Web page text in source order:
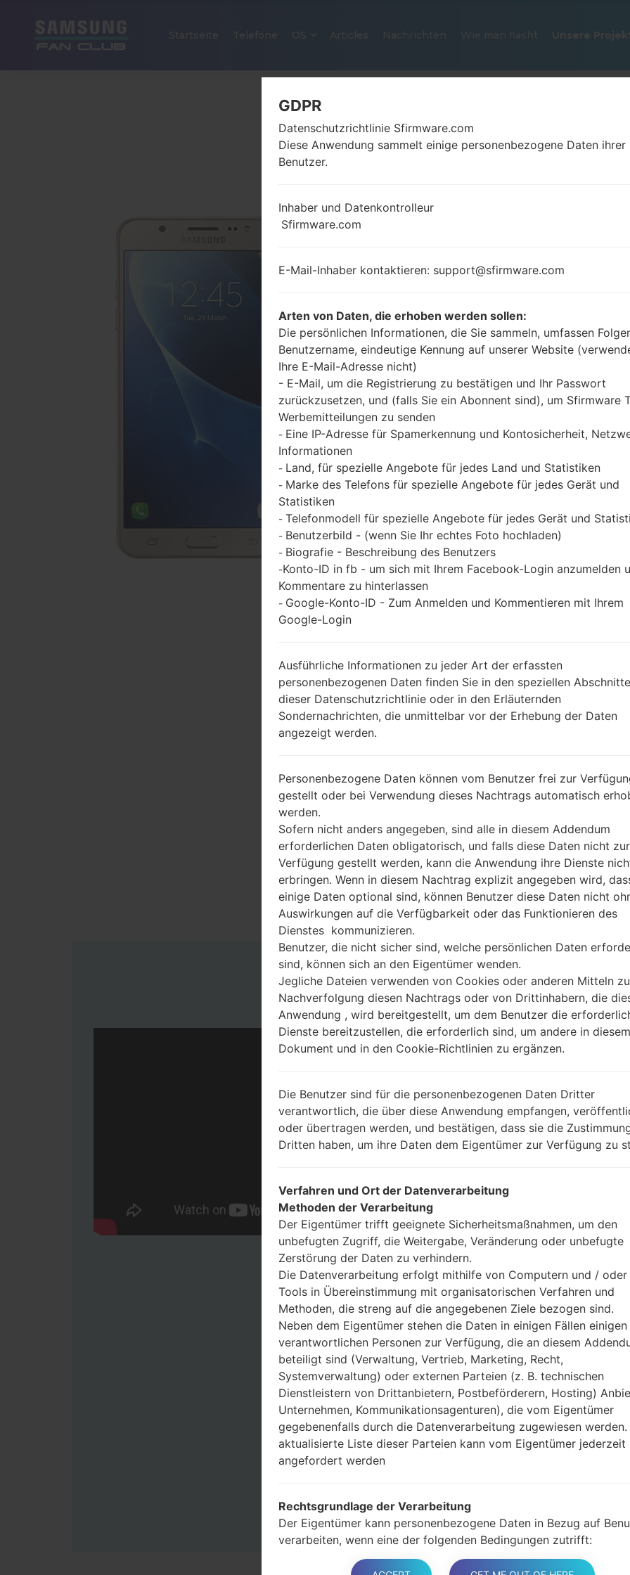
Nachrichten Wie man flasht Unsere
OFFIZIELLER FIRMWARE
Galaxy J7 2016
Laden Sie das neueste Firmware-Update für
jedoch nicht zu überprüfen, ob die
SM-J710MN entspricht. Der Firmware-Code CHL
Version J710MNUBU4CRL2 und CSC-
J710MNUBU4CRL2 geliefert. Die
Android Oreo 8.1.0. Detalierte Anleitung, wie
Geräten geflascht wird,gibt es hier
DATEINAME
SM-J710MN_1_20190117133714_8
rs0989dcu_fac
DATEIGRÖSSE 2.15 GiB
OS
CSC AUSFÜHRUNG
BESCHREIBUNG
1.ÜBERPRÜFEN SIE AUF RECAPTCHA
Anleitung
Laden Sie auf Ihren
Dann laden Sie die
Sie brauchen
(wählen Sie 5
AP: „System &
CP: „Modem &
CSC_***: „Country
Fügen Sie dem
CSC_***, in einem
Jetzt schalten Sie das
Modus. Alle
Halten Sie die
gedrückt.
Halten Sie Lauter-
Sie das Telefon mit
Halten Sie die
Schließen Sie das
und Bixbi-Tasten
Halten Sie die
Dann schließen Sie
gestartet und von PC
GDPR
Datenschutzrichtlinie Sfirmware.com
Diese Anwendung sammelt einige personenbezogene Daten ihrer
Benutzer.
Inhaber und Datenkontrolleur
Sfirmware.com
E-Mail-Inhaber kontaktieren: support@sfirmware.com
Arten von Daten, die erhoben werden sollen:
Die persönlichen Informationen, die Sie sammeln, umfassen
Benutzername, eindeutige Kennung auf unserer Website
Ihre E-Mail-Adresse nicht)
- E-Mail, um die Registrierung zu bestätigen und Ihr Passwort
zurückzusetzen, und (falls Sie ein Abonnent sind), um Sfirmware
Werbemitteilungen zu senden
- Eine IP-Adresse für Spamerkennung und Kontosicherheit,
Informationen
- Land, für spezielle Angebote für jedes Land und Statistiken
- Marke des Telefons für spezielle Angebote für jedes Gerät und
Statistiken
- Telefonmodell für spezielle Angebote für jedes Gerät und
- Benutzerbild - (wenn Sie Ihr echtes Foto hochladen)
- Biografie - Beschreibung des Benutzers
-Konto-ID in fb - um sich mit Ihrem Facebook-Login anzumelden
Kommentare zu hinterlassen
- Google-Konto-ID - Zum Anmelden und Kommentieren mit Ihrem
Google-Login
Ausführliche Informationen zu jeder Art der erfassten
personenbezogenen Daten finden Sie in den speziellen
dieser Datenschutzrichtlinie oder in den Erläuternden
Sondernachrichten, die unmittelbar vor der Erhebung der Daten
angezeigt werden.
Personenbezogene Daten können vom Benutzer frei zur
gestellt oder bei Verwendung dieses Nachtrags automatisch
werden.
Sofern nicht anders angegeben, sind alle in diesem Addendum
erforderlichen Daten obligatorisch, und falls diese Daten nicht zur
Verfügung gestellt werden, kann die Anwendung ihre Dienste
erbringen. Wenn in diesem Nachtrag explizit angegeben wird,
einige Daten optional sind, können Benutzer diese Daten nicht
Auswirkungen auf die Verfügbarkeit oder das Funktionieren des
Dienstes kommunizieren.
Benutzer, die nicht sicher sind, welche persönlichen Daten
sind, können sich an den Eigentümer wenden.
Jegliche Dateien verwenden von Cookies oder anderen Mitteln
Nachverfolgung diesen Nachtrags oder von Drittinhabern, die
Anwendung , wird bereitgestellt, um dem Benutzer die
Dienste bereitzustellen, die erforderlich sind, um andere in diesem
Dokument und in den Cookie-Richtlinien zu ergänzen.
Die Benutzer sind für die personenbezogenen Daten Dritter
verantwortlich, die über diese Anwendung empfangen,
oder übertragen werden, und bestätigen, dass sie die
Dritten haben, um ihre Daten dem Eigentümer zur Verfügung zu
Verfahren und Ort der Datenverarbeitung
Methoden der Verarbeitung
Der Eigentümer trifft geeignete Sicherheitsmaßnahmen, um den
unbefugten Zugriff, die Weitergabe, Veränderung oder unbefugte
Zerstörung der Daten zu verhindern.
Die Datenverarbeitung erfolgt mithilfe von Computern und / oder
Tools in Übereinstimmung mit organisatorischen Verfahren und
Methoden, die streng auf die angegebenen Ziele bezogen sind.
Neben dem Eigentümer stehen die Daten in einigen Fällen einigen
verantwortlichen Personen zur Verfügung, die an diesem
beteiligt sind (Verwaltung, Vertrieb, Marketing, Recht,
Systemverwaltung) oder externen Parteien (z. B. technischen
Dienstleistern von Drittanbietern, Postbeförderern, Hosting)
Unternehmen, Kommunikationsagenturen), die vom Eigentümer
gegebenenfalls durch die Datenverarbeitung zugewiesen werden.
aktualisierte Liste dieser Parteien kann vom Eigentümer jederzeit
angefordert werden
Rechtsgrundlage der Verarbeitung
Der Eigentümer kann personenbezogene Daten in Bezug auf
verarbeiten, wenn eine der folgenden Bedingungen zutrifft:
Benutzer haben ihre Zustimmung zu einem oder mehreren